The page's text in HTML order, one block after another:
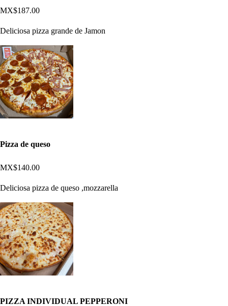
MX$187.00
Deliciosa pizza grande de Jamon
Pizza de queso
MX$140.00
Deliciosa pizza de queso ,mozzarella
PIZZA INDIVIDUAL PEPPERONI